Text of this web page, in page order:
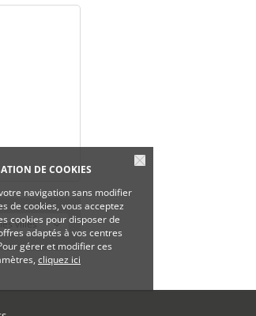
DE COOKIES
navigation sans modifier
de cookies, vous acceptez
cookies pour disposer de
adaptés à vos centres
gérer et modifier ces
cliquez ici